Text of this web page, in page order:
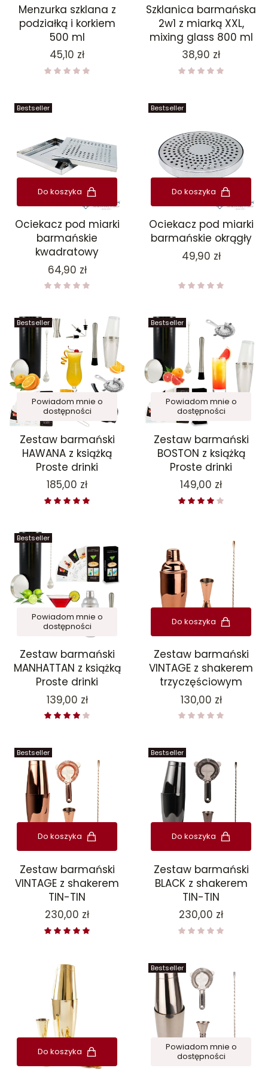
Menzurka szklana z
podziałką i korkiem
500 ml
Cena
45,10 zł
Szklanica barmańska
2w1 z miarką XXL,
mixing glass 800 ml
Cena
38,90 zł
Bestseller
Do koszyka
Ociekacz pod miarki
barmańskie
kwadratowy
Cena
64,90 zł
Bestseller
Do koszyka
Ociekacz pod miarki
barmańskie okrągły
Cena
49,90 zł
Bestseller
Powiadom mnie o
dostępności
Zestaw barmański
HAWANA z książką
Proste drinki
Cena
185,00 zł
Bestseller
Powiadom mnie o
dostępności
Zestaw barmański
BOSTON z książką
Proste drinki
Cena
149,00 zł
Bestseller
Powiadom mnie o
dostępności
Zestaw barmański
MANHATTAN z książką
Proste drinki
Cena
139,00 zł
Do koszyka
Zestaw barmański
VINTAGE z shakerem
trzyczęściowym
Cena
130,00 zł
Bestseller
Do koszyka
Zestaw barmański
VINTAGE z shakerem
TIN-TIN
Cena
230,00 zł
Bestseller
Do koszyka
Zestaw barmański
BLACK z shakerem
TIN-TIN
Cena
230,00 zł
Do koszyka
Bestseller
Powiadom mnie o
dostępności